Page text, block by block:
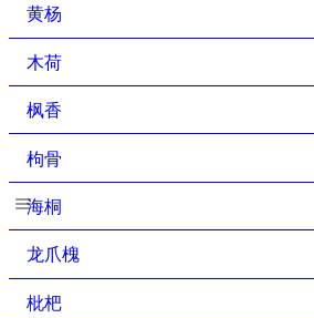
黄杨
木荷
枫香
枸骨
海桐
龙爪槐
枇杷